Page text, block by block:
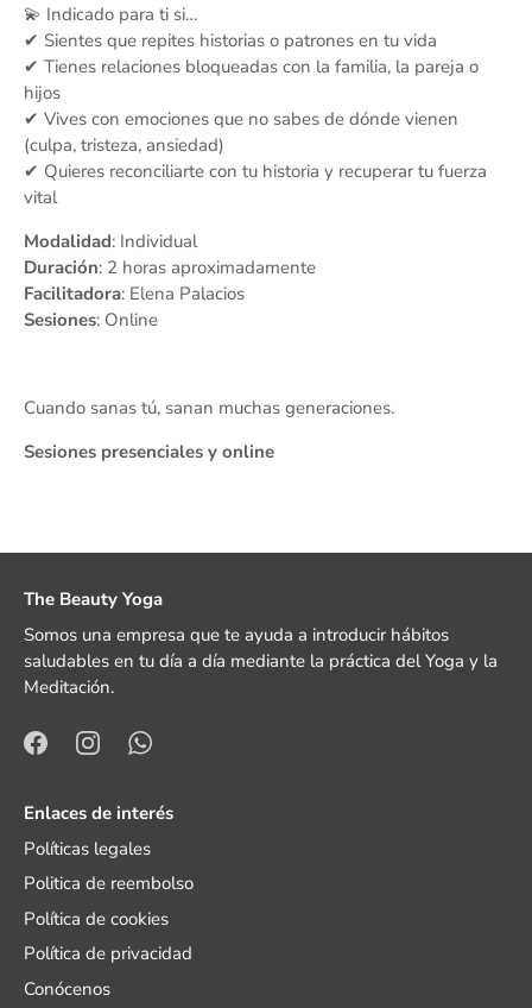
💫 Indicado para ti si…
✔ Sientes que repites historias o patrones en tu vida
✔ Tienes relaciones bloqueadas con la familia, la pareja o
hijos
✔ Vives con emociones que no sabes de dónde vienen
(culpa, tristeza, ansiedad)
✔ Quieres reconciliarte con tu historia y recuperar tu fuerza
vital
Modalidad: Individual
Duración: 2 horas aproximadamente
Facilitadora: Elena Palacios
Sesiones: Online
Cuando sanas tú, sanan muchas generaciones.
Sesiones presenciales y online
The Beauty Yoga
Somos una empresa que te ayuda a introducir hábitos
saludables en tu día a día mediante la práctica del Yoga y la
Meditación.
Enlaces de interés
Políticas legales
Politica de reembolso
Política de cookies
Política de privacidad
Conócenos